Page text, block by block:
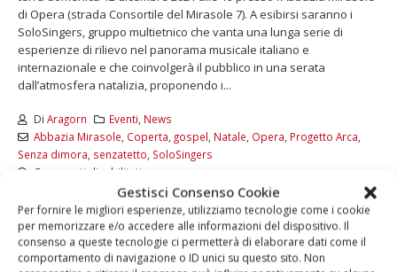
Gestisci Consenso Cookie
Per fornire le migliori esperienze, utilizziamo tecnologie come i cookie
per memorizzare e/o accedere alle informazioni del dispositivo. Il
consenso a queste tecnologie ci permetterà di elaborare dati come il
comportamento di navigazione o ID unici su questo sito. Non
di Opera (strada Consortile del Mirasole 7). A esibirsi saranno i
SoloSingers, gruppo multietnico che vanta una lunga serie di
esperienze di rilievo nel panorama musicale italiano e
internazionale e che coinvolgerà il pubblico in una serata
dall’atmosfera natalizia, proponendo i...
Di Aragorn Eventi News
Abbazia Mirasole Coperta gospel Natale Opera Progetto Arca
Senza dimora senzatetto SoloSingers
Commenti disabilitati
LEGGI DI PIÙ...